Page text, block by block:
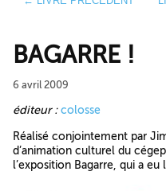
BAGARRE !
6 avril 2009
éditeur : colosse
Réalisé conjointement par
d’animation culturel du
l’exposition Bagarre, qui a